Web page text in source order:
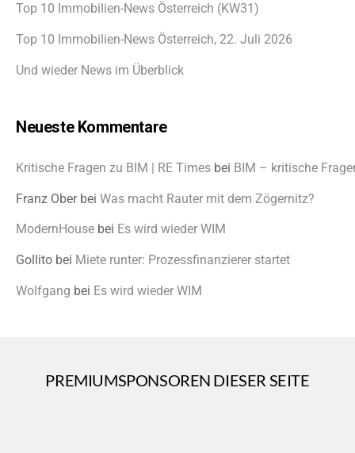
Top 10 Immobilien-News Österreich (KW31)
Top 10 Immobilien-News Österreich, 22. Juli 2026
Und wieder News im Überblick
Neueste Kommentare
Kritische Fragen zu BIM | RE Times bei BIM – kritische
Franz Oberbei Was macht Rauter mit dem Zögernitz?
ModernHouse bei Es wird wieder WIM
Gollito bei Miete runter: Prozessfinanzierer startet
Wolfgang bei Es wird wieder WIM
PREMIUMSPONSOREN DIESER SEITE